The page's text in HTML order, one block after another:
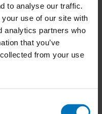
to analyse our traffic.
use of our site with
analytics partners who
that you’ve
from your use
299 zeewezens biedt een
ervaring voor
dierenfans. Met stukjes in de
stimuleert het de
vermogen.
e